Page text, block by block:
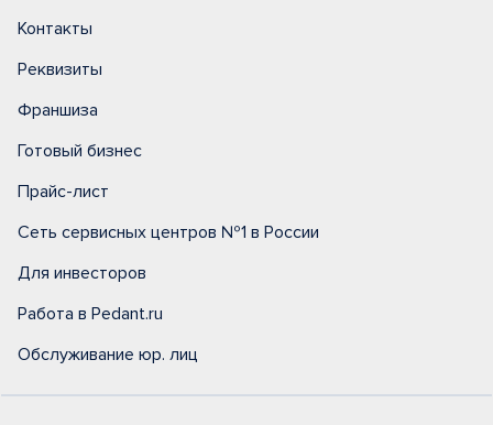
Контакты
Реквизиты
Франшиза
Готовый бизнес
Прайс-лист
Сеть сервисных центров №1 в России
Для инвесторов
Работа в Pedant.ru
Обслуживание юр. лиц